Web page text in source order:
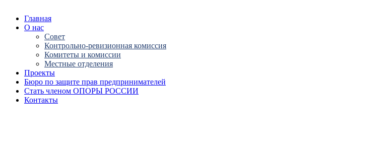
Главная
О нас
Совет
Контрольно-ревизионная комиссия
Комитеты и комиссии
Местные отделения
Проекты
Бюро по защите прав предпринимателей
Стать членом ОПОРЫ РОССИИ
Контакты